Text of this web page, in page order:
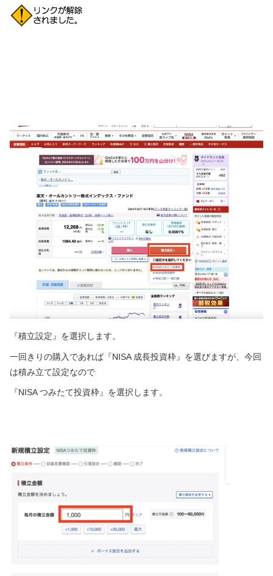
『積立設定』を選択します。
一回きりの購入であれば『NISA 成長投資枠』を選びますが、今回
は積み立て設定なので
『NISA つみたて投資枠』を選択します。